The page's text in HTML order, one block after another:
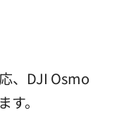
、DJI Osmo
。